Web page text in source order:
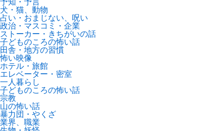
予知・予言
犬・猫、動物
占い・おまじない、呪い
政治・マスコミ・企業
ストーカー・きちがいの話
子どものころの怖い話
田舎・地方の習慣
怖い映像
ホテル・旅館
エレベーター・密室
一人暮らし
子どものころの怖い話
宗教
山の怖い話
暴力団・やくざ
業界、職業